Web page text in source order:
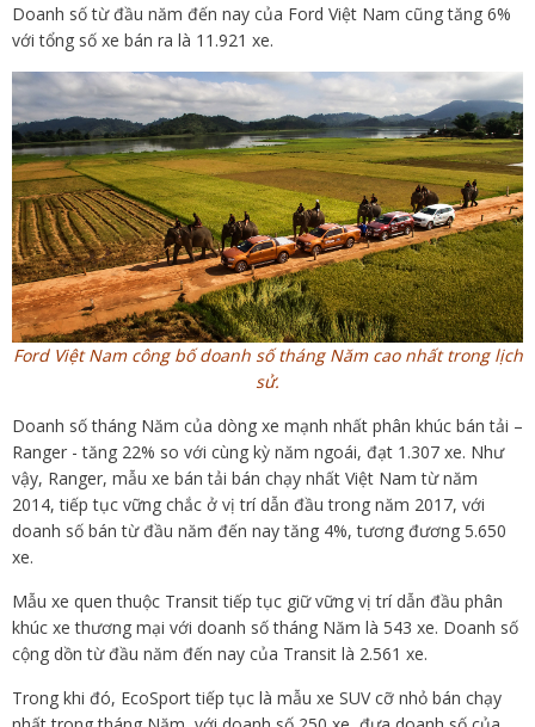
Doanh số từ đầu năm đến nay của Ford Việt Nam cũng tăng 6%
với tổng số xe bán ra là 11.921 xe.
Ford Việt Nam công bố doanh số tháng Năm cao nhất trong lịch
sử.
Doanh số tháng Năm của dòng xe mạnh nhất phân khúc bán tải –
Ranger - tăng 22% so với cùng kỳ năm ngoái, đạt 1.307 xe. Như
vậy, Ranger, mẫu xe bán tải bán chạy nhất Việt Nam từ năm
2014, tiếp tục vững chắc ở vị trí dẫn đầu trong năm 2017, với
doanh số bán từ đầu năm đến nay tăng 4%, tương đương 5.650
xe.
Mẫu xe quen thuộc Transit tiếp tục giữ vững vị trí dẫn đầu phân
khúc xe thương mại với doanh số tháng Năm là 543 xe. Doanh số
cộng dồn từ đầu năm đến nay của Transit là 2.561 xe.
Trong khi đó, EcoSport tiếp tục là mẫu xe SUV cỡ nhỏ bán chạy